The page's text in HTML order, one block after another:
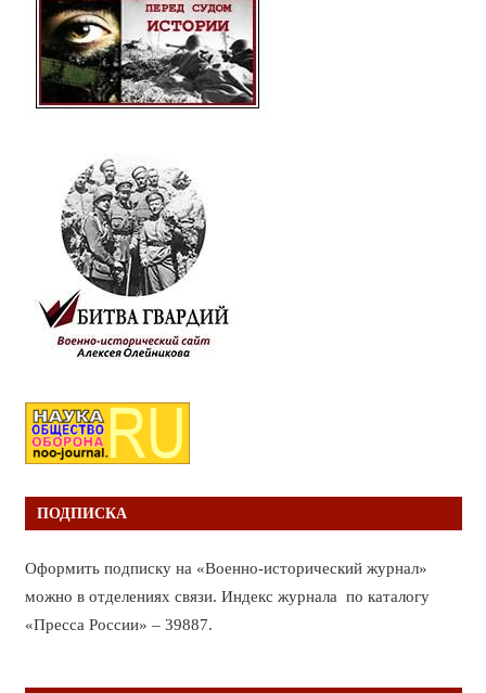
ПОДПИСКА
Оформить подписку на «Военно-исторический журнал»
можно в отделениях связи. Индекс журнала по каталогу
«Пресса России» – 39887.